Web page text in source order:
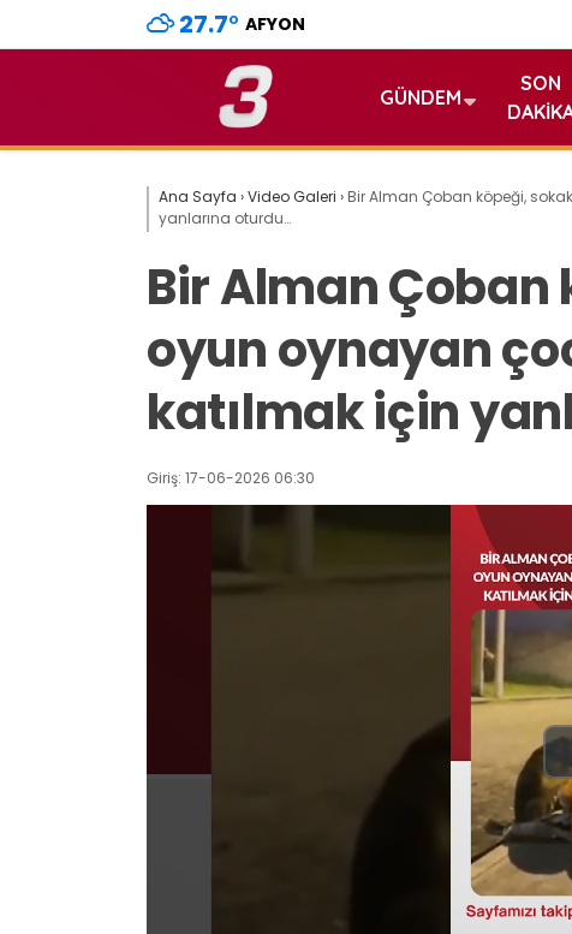
27.7° AFYON
GÜNDEM
SON
Ana Sayfa ›Video Galeri › Bir Alman Çoban köpeği,
yanlarına oturdu…
Bir Alman
oyun oynayan
katılmak için
Giriş: 17-06-2026 06:30